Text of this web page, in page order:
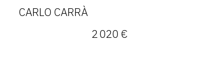
CARLO CARRÀ
2 020 €